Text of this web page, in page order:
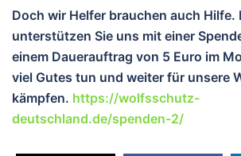
Doch wir Helfer brauchen auch Hilfe.
unterstützen Sie uns mit einer
einem Dauerauftrag von 5 Euro im
viel Gutes tun und weiter für unsere
kämpfen. https://wolfsschutz-
deutschland.de/spenden-2/